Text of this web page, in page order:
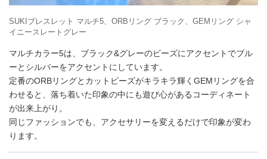
SUKIブレスレット マルチ5、ORBリング ブラック、GEMリング シャ
イニースレートグレー
マルチカラー5は、ブラック&グレーのビーズにアクセントでブル
ーとシルバーをアクセントにしています。
定番のORBリングとカットビーズがキラキラ輝くGEMリングを合
わせると、落ち着いた印象の中にも遊び心があるコーディネート
が出来上がり。
同じファッションでも、アクセサリーを変えるだけで印象が変わ
ります。